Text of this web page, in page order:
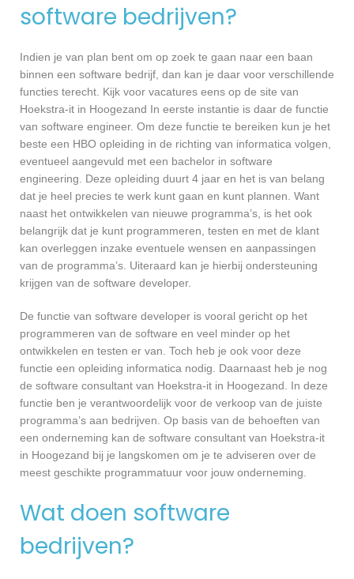
software bedrijven?
Indien je van plan bent om op zoek te gaan naar een baan
binnen een software bedrijf, dan kan je daar voor verschillende
functies terecht. Kijk voor vacatures eens op de site van
Hoekstra-it in Hoogezand In eerste instantie is daar de functie
van software engineer. Om deze functie te bereiken kun je het
beste een HBO opleiding in de richting van informatica volgen,
eventueel aangevuld met een bachelor in software
engineering. Deze opleiding duurt 4 jaar en het is van belang
dat je heel precies te werk kunt gaan en kunt plannen. Want
naast het ontwikkelen van nieuwe programma’s, is het ook
belangrijk dat je kunt programmeren, testen en met de klant
kan overleggen inzake eventuele wensen en aanpassingen
van de programma’s. Uiteraard kan je hierbij ondersteuning
krijgen van de software developer.
De functie van software developer is vooral gericht op het
programmeren van de software en veel minder op het
ontwikkelen en testen er van. Toch heb je ook voor deze
functie een opleiding informatica nodig. Daarnaast heb je nog
de software consultant van Hoekstra-it in Hoogezand. In deze
functie ben je verantwoordelijk voor de verkoop van de juiste
programma’s aan bedrijven. Op basis van de behoeften van
een onderneming kan de software consultant van Hoekstra-it
in Hoogezand bij je langskomen om je te adviseren over de
meest geschikte programmatuur voor jouw onderneming.
Wat doen software
bedrijven?